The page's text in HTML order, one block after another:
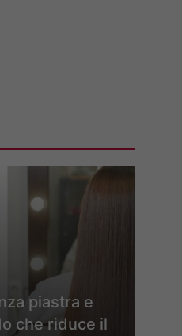
piastra e
che riduce il